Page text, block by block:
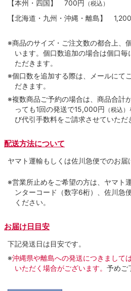
【本州・四国】 700円 （税込）
【北海道・九州・沖縄・離島】
※商品のサイズ・ご注文数の都合上、
います。個口数追加の場合は個口
ただきます。
※個口数を追加する際は、メールにて
だきます。
※複数商品ご予約の場合は、商品合計
っても1回の発送で15,000円 （税込）
び代引手数料をご請求させていただ
配送方法について
ヤマト運輸もしくは佐川急便でのお届
※営業所止めをご希望の方は、ヤマト
ンターコード（数字6桁）、佐川急
ください。
お届け日目安
下記発送日は目安です。
※沖縄県や離島への発送につきまして
いただく場合がございます。 予めご